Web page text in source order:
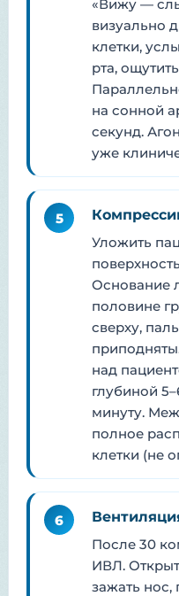
«Вижу —
визуально
клетки,
рта,
на сонной
секунд.
уже
5
Уложить
Основание
половине
сверху,
над
глубиной
минуту.
полное
клетки (не
6
После 30
ИВЛ.
зажать нос,